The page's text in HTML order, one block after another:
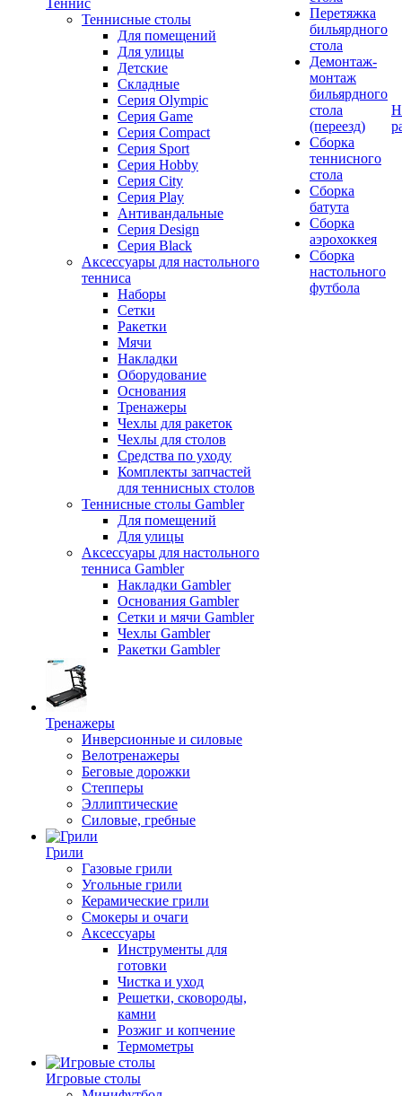
Теннис
Теннисные столы
Для помещений
Для улицы
Детские
Складные
Серия Olympic
Серия Game
Серия Compact
Серия Sport
Серия Hobby
Серия City
Серия Play
Антивандальные
Серия Design
Серия Black
Аксессуары для настольного
тенниса
Наборы
Сетки
Ракетки
Мячи
Накладки
Оборудование
Основания
Тренажеры
Чехлы для ракеток
Чехлы для столов
Средства по уходу
Комплекты запчастей
для теннисных столов
Теннисные столы Gambler
Для помещений
Для улицы
Аксессуары для настольного
тенниса Gambler
Накладки Gambler
Основания Gambler
Сетки и мячи Gambler
Чехлы Gambler
Ракетки Gambler
Тренажеры
Инверсионные и силовые
Велотренажеры
Беговые дорожки
Степперы
Эллиптические
Силовые, гребные
Грили
Газовые грили
Угольные грили
Керамические грили
Смокеры и очаги
Аксессуары
Инструменты для
готовки
Чистка и уход
Решетки, сковороды,
камни
Розжиг и копчение
Термометры
Игровые столы
Перетяжка
бильярдного
стола
Демонтаж-
монтаж
бильярдного
стола
(переезд)
Сборка
теннисного
стола
Сборка
батута
Сборка
аэрохоккея
Сборка
настольного
футбола